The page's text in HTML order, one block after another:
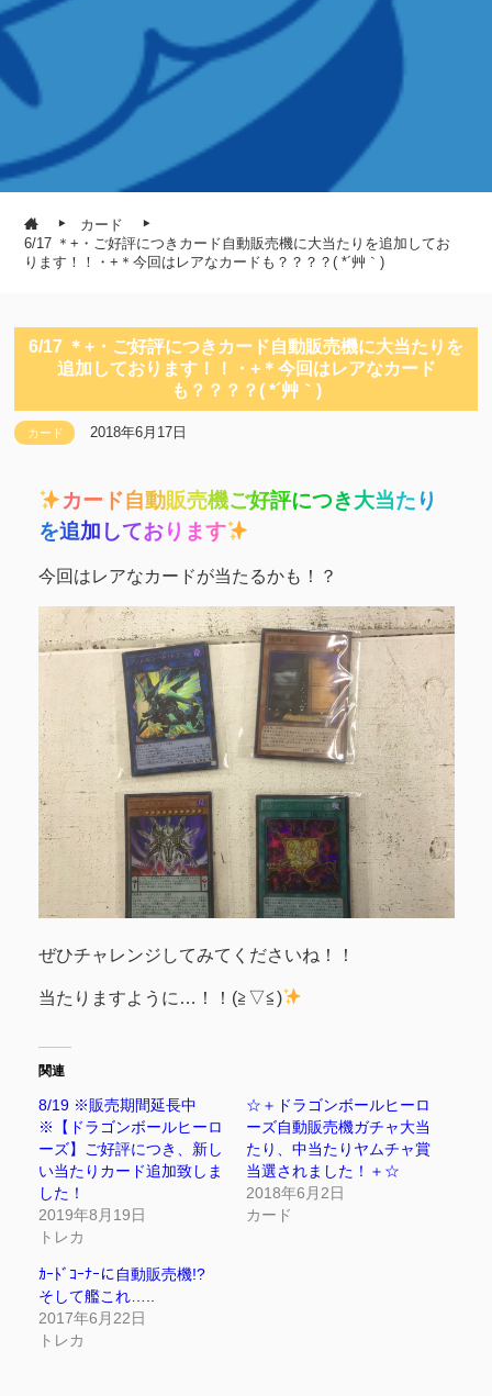
カード
6/17 ＊+・ご好評につきカード自動販売機に大当たりを追加してお
ります！！・+＊今回はレアなカードも？？？？( *´艸｀)
6/17 ＊+・ご好評につきカード自動販売機に大当たりを
追加しております！！・+＊今回はレアなカード
も？？？？( *´艸｀)
カード 2018年6月17日
カー ド自動販売機ご好評につき大当た り
を追加 しており ます
今回はレアなカードが当たるかも！？
ぜひチャレンジしてみてくださいね！！
当たりますように…！！(≧▽≦)
関連
8/19 ※販売期間延長中
※【ドラゴンボールヒーロ
ーズ】ご好評につき、新し
い当たりカード追加致しま
した！
2019年8月19日
トレカ
☆＋ドラゴンボールヒーロ
ーズ自動販売機ガチャ大当
たり、中当たりヤムチャ賞
当選されました！＋☆
2018年6月2日
カード
ｶｰﾄﾞｺｰﾅｰに自動販売機!?
そして艦これ…..
2017年6月22日
トレカ